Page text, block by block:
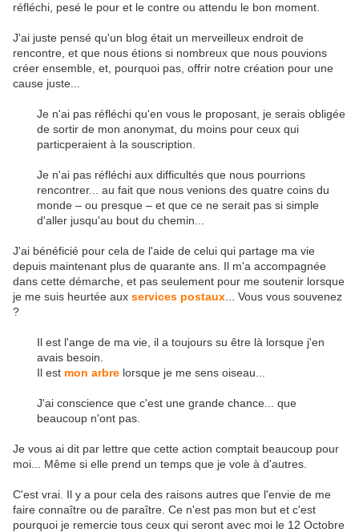
réfléchi, pesé le pour et le contre ou attendu le bon moment.
J'ai juste pensé qu'un blog était un merveilleux endroit de
rencontre, et que nous étions si nombreux que nous pouvions
créer ensemble, et, pourquoi pas, offrir notre création pour une
cause juste...
Je n'ai pas réfléchi qu'en vous le proposant, je serais obligée
de sortir de mon anonymat, du moins pour ceux qui
particperaient à la souscription.
Je n'ai pas réfléchi aux difficultés que nous pourrions
rencontrer... au fait que nous venions des quatre coins du
monde – ou presque – et que ce ne serait pas si simple
d'aller jusqu'au bout du chemin...
J'ai bénéficié pour cela de l'aide de celui qui partage ma vie
depuis maintenant plus de quarante ans. Il m'a accompagnée
dans cette démarche, et pas seulement pour me soutenir lorsque
je me suis heurtée aux services postaux ... Vous vous souvenez
?
Il est l'ange de ma vie, il a toujours su être là lorsque j'en
avais besoin.
Il est mon arbre lorsque je me sens oiseau...
J'ai conscience que c'est une grande chance... que
beaucoup n'ont pas.
Je vous ai dit par lettre que cette action comptait beaucoup pour
moi... Même si elle prend un temps que je vole à d'autres.
C'est vrai. Il y a pour cela des raisons autres que l'envie de me
faire connaître ou de paraître. Ce n'est pas mon but et c'est
pourquoi je remercie tous ceux qui seront avec moi le 12 Octobre